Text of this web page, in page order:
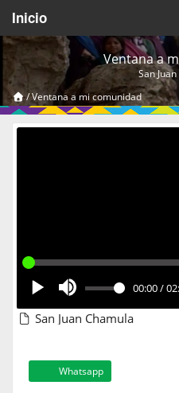
Inicio
Acerca de
Videos Temáticos
Ventana a
San
/Ventana a mi comunidad
00:00/
San Juan Chamula
Whatsapp